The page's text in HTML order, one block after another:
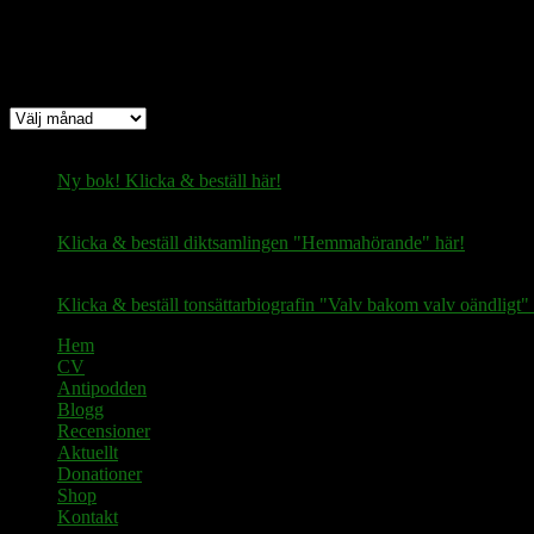
Arkiv
Ny bok! Klicka & beställ här!
Klicka & beställ diktsamlingen "Hemmahörande" här!
Klicka & beställ tonsättarbiografin "Valv bakom valv oändligt"
Hem
CV
Antipodden
Blogg
Recensioner
Aktuellt
Donationer
Shop
Kontakt